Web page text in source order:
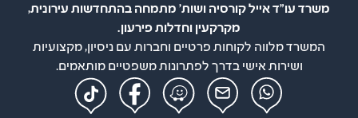
משרד עו"ד אייל קורסיה ושות' מתמחה בהתחדשות עירונית,
מקרקעין וחדלות פירעון.
המשרד מלווה לקוחות פרטיים וחברות עם ניסיון, מקצועיות
ושירות אישי בדרך לפתרונות משפטיים מותאמים.